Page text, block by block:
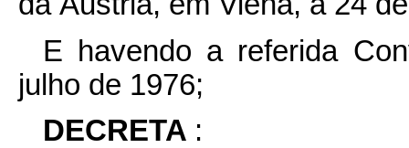
E havendo a referida
julho de 1976;
DECRETA :